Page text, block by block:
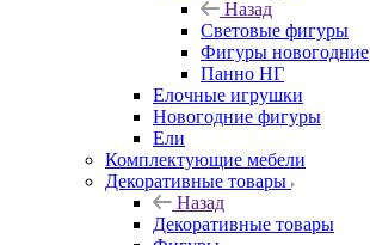
Назад
Световые фигуры
Фигуры новогодние
Панно НГ
Елочные игрушки
Новогодние фигуры
Ели
Комплектующие мебели
Декоративные товары
Назад
Декоративные товары